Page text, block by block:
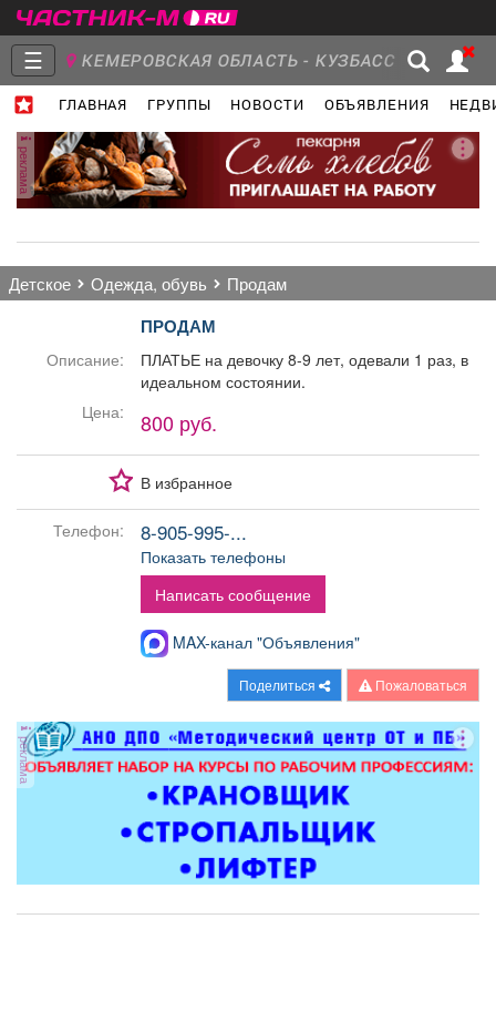
☰ КЕМЕРОВСКАЯ ОБЛАСТЬ - КУЗБАСС
ГЛАВНАЯ ГРУППЫ НОВОСТИ ОБЪЯВЛЕНИЯ
Главная
Группы Новости
Транспорт
Афиша Обучение Проекты
Поздравления
ТВ программа Я - пенсионер
реклама
детское одежда, обувь продам
ПРОДАМ
Описание:
ПЛАТЬЕ на девочку 8-9 лет, одевали 1 раз, в
идеальном состоянии.
Цена:
800 руб.
В избранное
Телефон: 8-905-995-...
Показать телефоны
Написать сообщение
MAX-канал "Объявления"
Поделиться Пожаловаться
реклама